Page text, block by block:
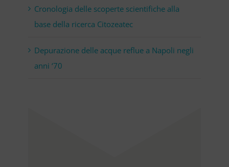
Cronologia delle scoperte scientifiche alla
base della ricerca Citozeatec
Depurazione delle acque reflue a Napoli negli
anni ‘70